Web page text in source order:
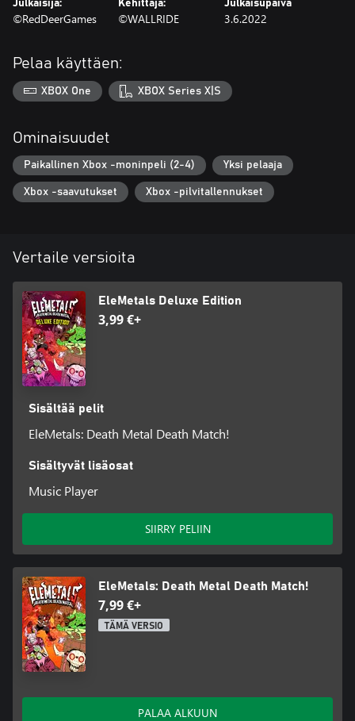
Julkaisija:
©RedDeerGames
Kehittäjä:
©WALLRIDE
Julkaisupäivä
3.6.2022
Pelaa käyttäen:
XBOX One XBOX Series X|S
Ominaisuudet
Paikallinen Xbox -moninpeli (2-4) Yksi pelaaja
Xbox -saavutukset Xbox -pilvitallennukset
Vertaile versioita
EleMetals Deluxe Edition
3,99 €+
Sisältää pelit
EleMetals: Death Metal Death Match!
Sisältyvät lisäosat
Music Player
SIIRRY PELIIN
EleMetals: Death Metal Death Match!
7,99 €+
TÄMÄ VERSIO
PALAA ALKUUN